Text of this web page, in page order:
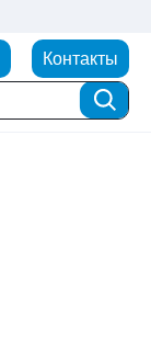
Контакты